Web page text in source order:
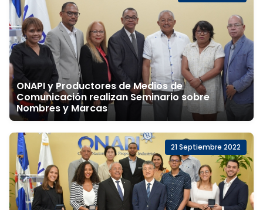
ONAPI y Productores de Medios de
Comunicación realizan Seminario sobre
Nombres y Marcas
21 Septiembre 2022